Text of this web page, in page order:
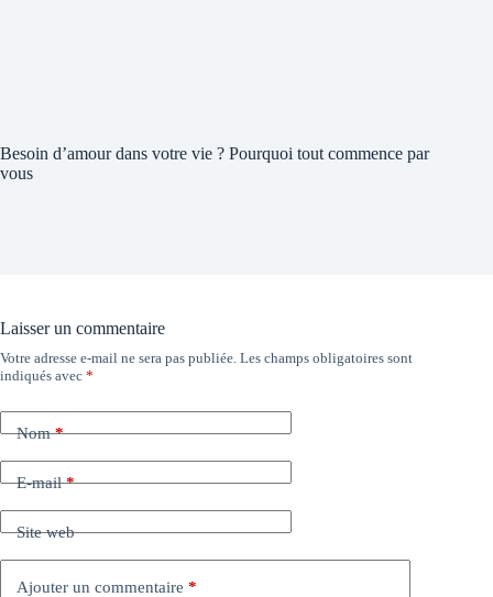
Besoin d’amour dans votre vie ? Pourquoi tout commence par
vous
Laisser un commentaire
Votre adresse e-mail ne sera pas publiée. Les champs obligatoires sont
indiqués avec *
Nom*
E-mail*
Site web
Ajouter un commentaire *